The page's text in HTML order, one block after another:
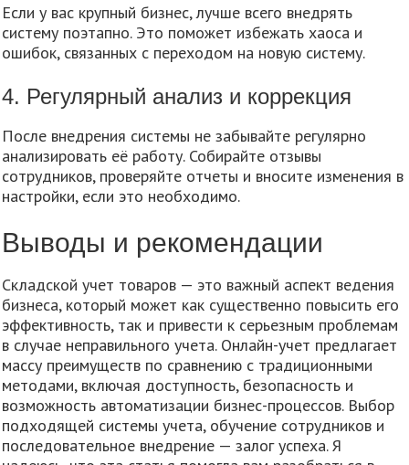
Если у вас крупный бизнес, лучше всего внедрять
систему поэтапно. Это поможет избежать хаоса и
ошибок, связанных с переходом на новую систему.
4. Регулярный анализ и коррекция
После внедрения системы не забывайте регулярно
анализировать её работу. Собирайте отзывы
сотрудников, проверяйте отчеты и вносите изменения в
настройки, если это необходимо.
Выводы и рекомендации
Складской учет товаров — это важный аспект ведения
бизнеса, который может как существенно повысить его
эффективность, так и привести к серьезным проблемам
в случае неправильного учета. Онлайн-учет предлагает
массу преимуществ по сравнению с традиционными
методами, включая доступность, безопасность и
возможность автоматизации бизнес-процессов. Выбор
подходящей системы учета, обучение сотрудников и
последовательное внедрение — залог успеха. Я